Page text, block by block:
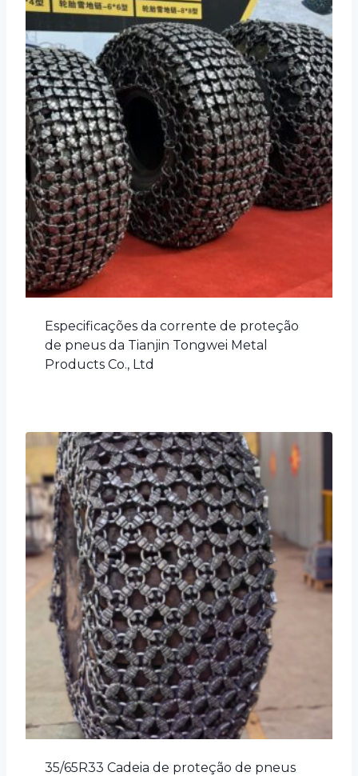
Especificações da corrente de proteção
de pneus da Tianjin Tongwei Metal
Products Co., Ltd
35/65R33 Cadeia de proteção de pneus